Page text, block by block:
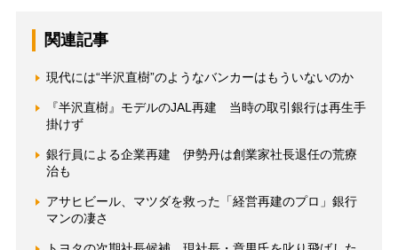
関連記事
現代には“半沢直樹”のようなバンカーはもういないのか
『半沢直樹』モデルのJAL再建 当時の取引銀行は再生手
掛けず
銀行員による企業再建 伊勢丹は創業家社長退任の荒療
治も
アサヒビール、マツダを救った「経営再建のプロ」銀行
マンの凄さ